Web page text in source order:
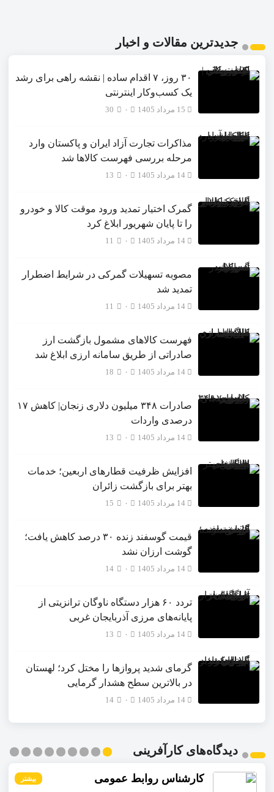
جدیدترین مقالات و اخبار
۳۰ روز، ۷ اقدام ساده | نقشه راهی برای رشد
یک کسب‌وکار اینترنتی
15 مرداد 1405 30
مذاکرات تجارت آزاد ایران و پاکستان وارد
مرحله بررسی فهرست کالاها شد
14 مرداد 1405 13
گمرک اختیار تمدید ورود موقت کالا و خودرو
را تا پایان شهریور ابلاغ کرد
14 مرداد 1405 11
مصوبه تسهیلات گمرکی در شرایط اضطرار
تمدید شد
14 مرداد 1405 11
فهرست کالاهای مشمول بازگشت ارز
صادراتی از طریق سامانه ارزی ابلاغ شد
14 مرداد 1405 18
صادرات ۳۴۸ میلیون دلاری زنجان| ‌کاهش ۱۷
درصدی واردات
14 مرداد 1405 13
افزایش ظرفیت قطارهای اربعین؛ خدمات
بهتر برای بازگشت زائران
14 مرداد 1405 15
قیمت گوسفند زنده ۳۰ درصد کاهش یافت؛
گوشت ارزان نشد
14 مرداد 1405 14
تردد ۶۰ هزار دستگاه ناوگان ترانزیتی از
پایانه‌های مرزی آذربایجان ‌غربی
14 مرداد 1405 13
گرمای شدید پروازها را مختل کرد؛ لهستان
در بالاترین سطح هشدار گرمایی
14 مرداد 1405 14
دیدگاه‌های کارآفرینی
کارشناس روابط عمومی بیشتر
بیشتر
بیشتر
بیشتر
بیشتر
بیشتر
بیشتر
بیشتر
بیشتر